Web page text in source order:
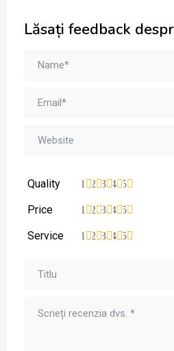
Lăsați feedback
Quality 5
4
3
2
1
Price 5
4
3
2
1
Service 5
4
3
2
1